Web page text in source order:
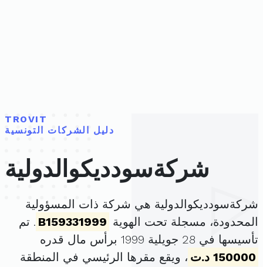
TROVIT
دليل الشركات التونسية
شركةسودديكوالدولية
شركةسودديكوالدولية هي شركة ذات المسؤولية
المحدودة، مسجلة تحت الهوية B159331999 . تم
تأسيسها في 28 جويلية 1999 برأس مال قدره
150000 د.ت
، ويقع مقرها الرئيسي في المنطقة